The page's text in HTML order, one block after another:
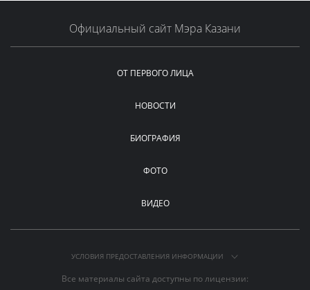
Официальный сайт Мэра Казани
ОТ ПЕРВОГО ЛИЦА
НОВОСТИ
БИОГРАФИЯ
ФОТО
ВИДЕО
УСЛОВИЯ ПРЕДОСТАВЛЕНИЯ ИНФОРМАЦИИ
Все материалы сайта доступны по лицензии: